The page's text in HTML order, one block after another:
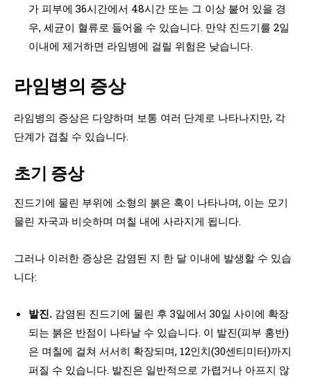
가 피부에 36시간에서 48시간 또는 그 이상 붙어 있을 경
우, 세균이 혈류로 들어올 수 있습니다. 만약 진드기를 2일
이내에 제거하면 라임병에 걸릴 위험은 낮습니다.
라임병의 증상
라임병의 증상은 다양하며 보통 여러 단계로 나타나지만, 각
단계가 겹칠 수 있습니다.
초기 증상
진드기에 물린 부위에 소형의 붉은 혹이 나타나며, 이는 모기
물린 자국과 비슷하며 며칠 내에 사라지게 됩니다.
그러나 이러한 증상은 감염된 지 한 달 이내에 발생할 수 있습
니다:
발진. 감염된 진드기에 물린 후 3일에서 30일 사이에 확장
되는 붉은 반점이 나타날 수 있습니다. 이 발진(피부 홍반)
은 며칠에 걸쳐 서서히 확장되며, 12인치(30센티미터)까지
퍼질 수 있습니다. 발진은 일반적으로 가렵거나 아프지 않